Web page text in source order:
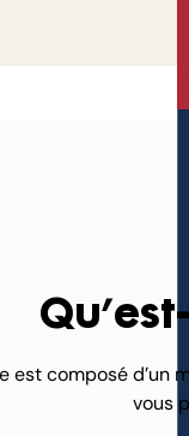
est composé
vous